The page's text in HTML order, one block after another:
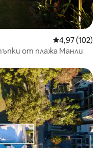
Средна
4,97 (102)
от плажа Манли